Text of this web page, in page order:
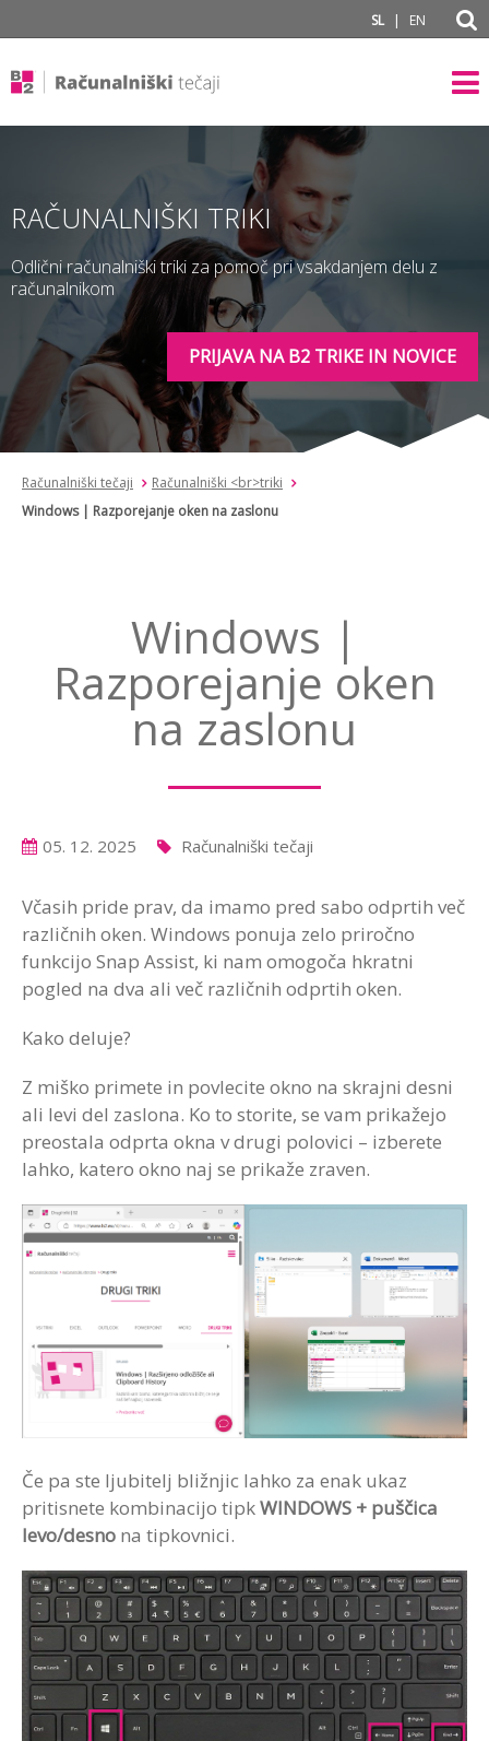
SL | EN
RAČUNALNIŠKI TRIKI
Odlični računalniški triki za pomoč pri vsakdanjem delu z
računalnikom
PRIJAVA NA B2 TRIKE IN NOVICE
Računalniški tečaji
Računalniški <br>triki
Windows | Razporejanje oken na zaslonu
Windows |
Razporejanje oken
na zaslonu
05. 12. 2025 Računalniški tečaji
Včasih pride prav, da imamo pred sabo odprtih več
različnih oken. Windows ponuja zelo priročno
funkcijo Snap Assist, ki nam omogoča hkratni
pogled na dva ali več različnih odprtih oken.
Kako deluje?
Z miško primete in povlecite okno na skrajni desni
ali levi del zaslona. Ko to storite, se vam prikažejo
preostala odprta okna v drugi polovici – izberete
lahko, katero okno naj se prikaže zraven.
Če pa ste ljubitelj bližnjic lahko za enak ukaz
pritisnete kombinacijo tipkWINDOWS + puščica
levo/desno na tipkovnici.